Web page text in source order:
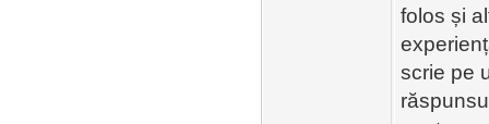
folos și
scrie pe